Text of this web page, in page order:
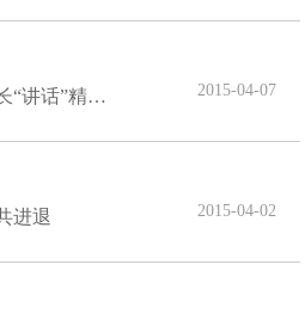
导做好审计工作 2015-04-07
进退 2015-04-02